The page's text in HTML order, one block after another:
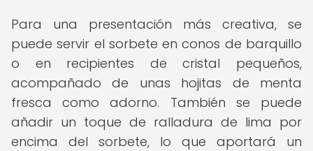
Para una presentación más creativa, se
puede servir el sorbete en conos de barquillo
o en recipientes de cristal pequeños,
acompañado de unas hojitas de menta
fresca como adorno. También se puede
añadir un toque de ralladura de lima por
encima del sorbete, lo que aportará un